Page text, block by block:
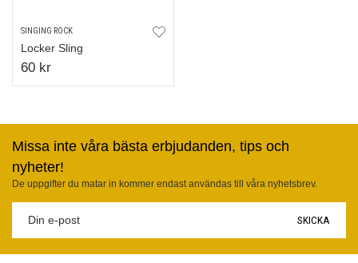
SINGING ROCK
Locker Sling
60 kr
Missa inte våra bästa erbjudanden, tips och
nyheter!
De uppgifter du matar in kommer endast användas till våra nyhetsbrev.
SKICKA